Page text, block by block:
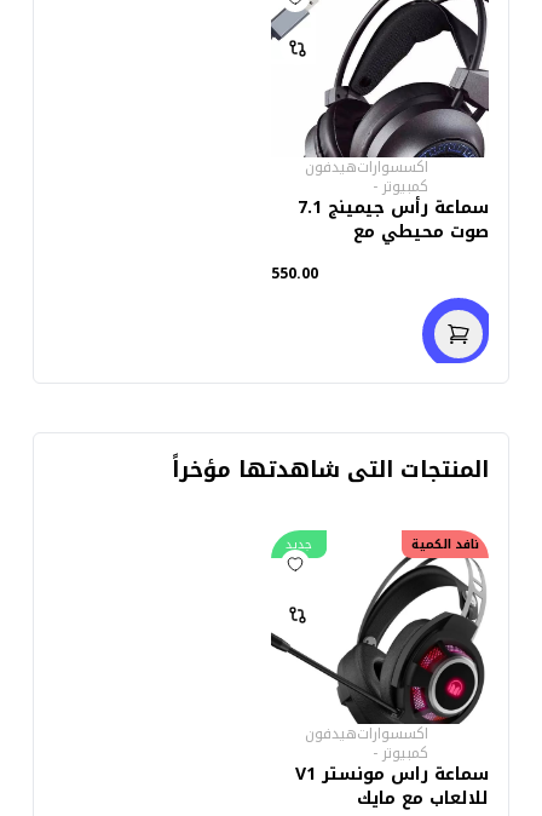
اكسسوارات
كمبيوتر -
هيدفون
سماعة رأس جيمينج 7.1
صوت محيطي مع
550.00
المنتجات التى شاهدتها مؤخراً
جديد نافد الكمية
اكسسوارات
كمبيوتر -
هيدفون
سماعة راس مونستر V1
للالعاب مع مايك